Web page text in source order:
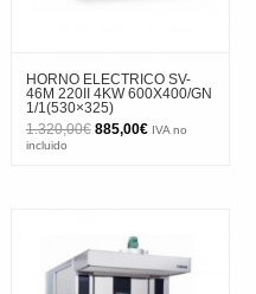
HORNO ELECTRICO SV-
46M 220II 4KW 600X400/GN
1/1(530×325)
1.320,00€ El
precio
885,00€ElIVA no
incluido